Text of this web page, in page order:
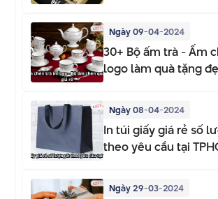
Ngày 09-04-2024
30+ Bộ ấm trà - Ấm
logo làm quà tặng
Ngày 08-04-2024
In túi giấy giá rẻ số
theo yêu cầu tại
Ngày 29-03-2024